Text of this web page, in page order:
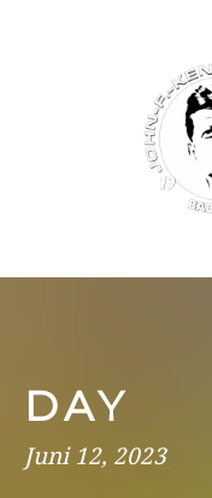
DAY
Juni 12, 2023